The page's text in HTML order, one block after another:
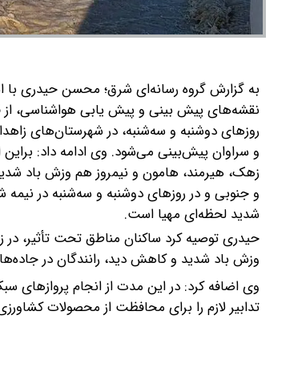
روزهای دوشنبه و سه‌شنبه، در شهرستان‌های
و سراوان پیش‌بینی می‌شود. وی ادامه داد:
زهک، هیرمند، هامون و نیمروز هم وزش باد
و جنوبی و در روزهای دوشنبه و سه‌شنبه در نیمه
شدید لحظه‌ای مهیا است.
حیدری توصیه کرد ساکنان مناطق تحت تأثیر، در
وزش باد شدید و کاهش دید، رانندگان در
وی اضافه کرد: در این مدت از انجام پروازهای
تدابیر لازم را برای محافظت از محصولات